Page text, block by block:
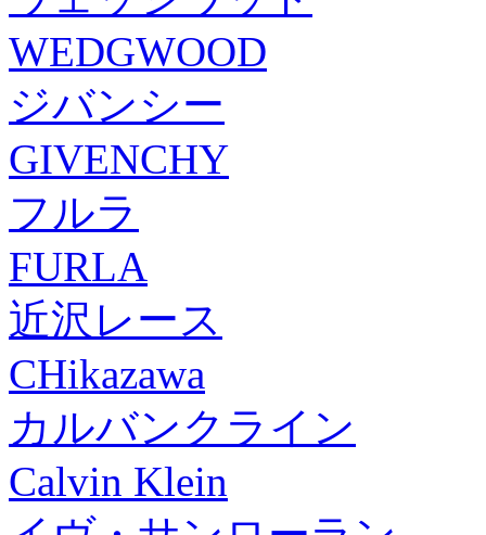
WEDGWOOD
ジバンシー
GIVENCHY
フルラ
FURLA
近沢レース
CHikazawa
カルバンクライン
Calvin Klein